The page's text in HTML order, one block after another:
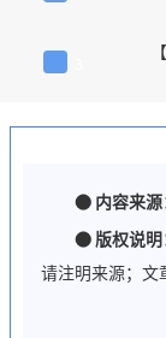
● 内容来源
● 版权说明
请注明来源；文